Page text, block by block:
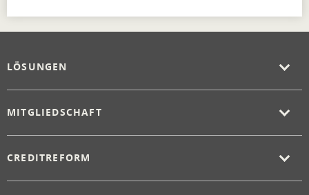
LÖSUNGEN
MITGLIEDSCHAFT
CREDITREFORM